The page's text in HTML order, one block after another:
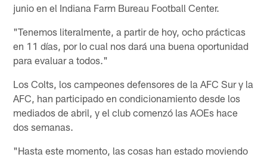
junio en el Indiana Farm Bureau Football Center.
"Tenemos literalmente, a partir de hoy, ocho prácticas
en 11 días, por lo cual nos dará una buena oportunidad
para evaluar a todos."
Los Colts, los campeones defensores de la AFC Sur y la
AFC, han participado en condicionamiento desde los
mediados de abril, y el club comenzó las AOEs hace
dos semanas.
"Hasta este momento, las cosas han estado moviendo